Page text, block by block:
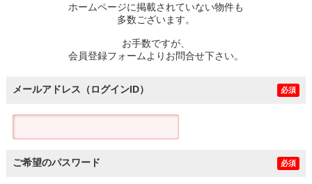
ホームページに掲載されていない物件も
多数ございます。
お手数ですが、
会員登録フォームよりお問合せ下さい。
メールアドレス（ログインID） 必須
ご希望のパスワード 必須